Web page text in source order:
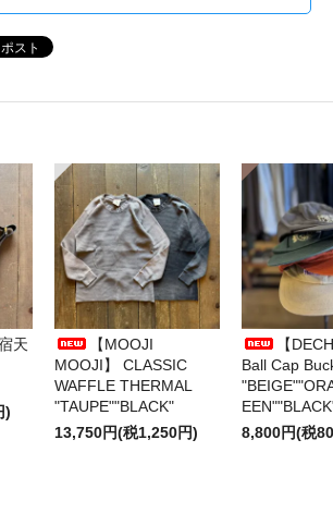
天
)
【MOOJI
MOOJI】 CLASSIC
WAFFLE THERMAL
"TAUPE""BLACK"
13,750円(税1,250円)
【
Ball Cap
8,800円(税